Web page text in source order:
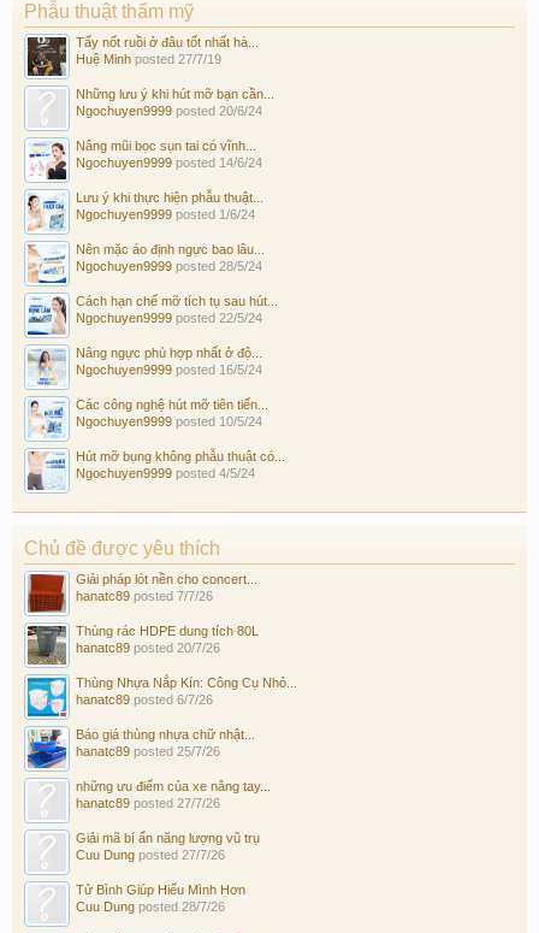
Phẫu thuật thẩm mỹ
Tẩy nốt ruồi ở đâu tốt nhất hà...
Huệ Minh posted 27/7/19
Những lưu ý khi hút mỡ bạn cần...
Ngochuyen9999 posted 20/6/24
Nâng mũi bọc sụn tai có vĩnh...
Ngochuyen9999 posted 14/6/24
Lưu ý khi thực hiện phẫu thuật...
Ngochuyen9999 posted 1/6/24
Nên mặc áo định ngực bao lâu...
Ngochuyen9999 posted 28/5/24
Cách hạn chế mỡ tích tụ sau hút...
Ngochuyen9999 posted 22/5/24
Nâng ngực phù hợp nhất ở độ...
Ngochuyen9999 posted 16/5/24
Các công nghệ hút mỡ tiên tiến...
Ngochuyen9999 posted 10/5/24
Hút mỡ bụng không phẫu thuật có...
Ngochuyen9999 posted 4/5/24
Chủ đề được yêu thích
Giải pháp lót nền cho concert...
hanatc89 posted 7/7/26
Thùng rác HDPE dung tích 80L
hanatc89 posted 20/7/26
Thùng Nhựa Nắp Kín: Công Cụ Nhỏ...
hanatc89 posted 6/7/26
Báo giá thùng nhựa chữ nhật...
hanatc89 posted 25/7/26
những ưu điểm của xe nâng tay...
hanatc89 posted 27/7/26
Giải mã bí ẩn năng lượng vũ trụ
Cuu Dung posted 27/7/26
Tử Bình Giúp Hiểu Mình Hơn
Cuu Dung posted 28/7/26